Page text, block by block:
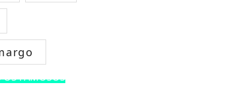
OS FAMOSOS